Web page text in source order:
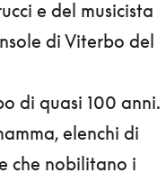
e del musicista
di Viterbo del
di quasi 100 anni.
elenchi di
che nobilitano i